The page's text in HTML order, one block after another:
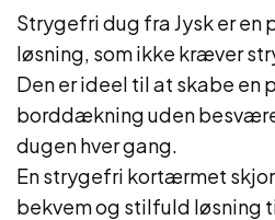
Strygefri dug fra Jysk er en
løsning, som ikke kræver
Den er ideel til at skabe
borddækning uden
dugen hver gang.
En strygefri kortærmet
bekvem og stilfuld løsning